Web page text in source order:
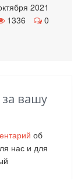
2021
1336
0
вашу
об
нас и для